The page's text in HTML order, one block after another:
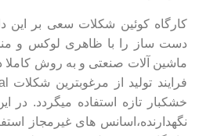
کارگاه کوئین شکلات سعی بر
دست ساز را با ظاهری لوکس و
ماشین آلات صنعتی و به روش
خشکبار تازه استفاده میگردد. در
نگهدارنده،اسانس های غیرمجاز